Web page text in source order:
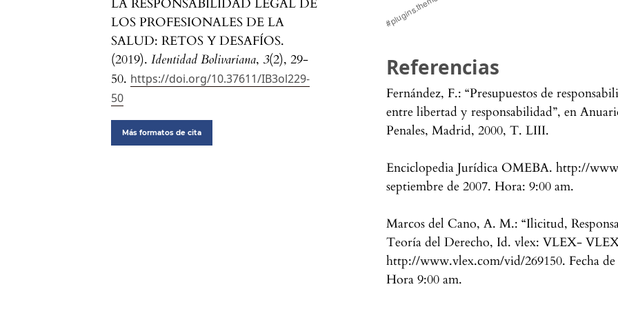
LA RESPONSABILIDAD LEGAL DE
LOS PROFESIONALES DE LA
SALUD: RETOS Y DESAFÍOS.
(2019).Identidad Bolivariana, 3(2), 29-
50. https://doi.org/10.37611/IB3ol229-
50
Más formatos de cita
Referencias
Fernández, F.: “Presupuestos de
entre libertad y responsabilidad”, en
Penales, Madrid, 2000, T. LIII.
Enciclopedia Jurídica OMEBA. http://
septiembre de 2007. Hora: 9:00 am.
Marcos del Cano, A. M.: “Ilicitud,
Teoría del Derecho, Id. vlex: VLEX-
http://www.vlex.com/vid/269150. Fecha de
Hora 9:00 am.